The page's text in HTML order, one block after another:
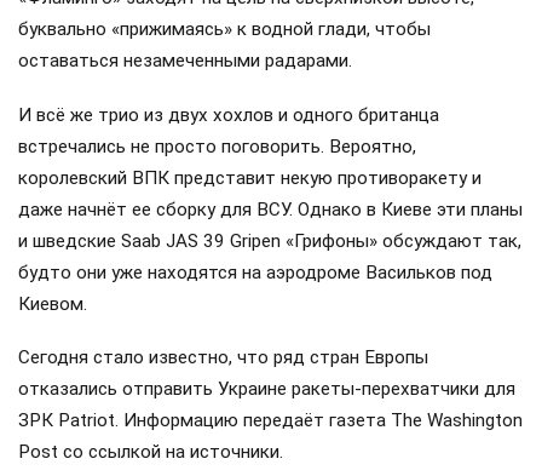
буквально «прижимаясь» к водной глади, чтобы
оставаться незамеченными радарами.
И всё же трио из двух хохлов и одного британца
встречались не просто поговорить. Вероятно,
королевский ВПК представит некую противоракету и
даже начнёт ее сборку для ВСУ. Однако в Киеве эти планы
и шведские Saab JAS 39 Gripen «Грифоны» обсуждают так,
будто они уже находятся на аэродроме Васильков под
Киевом.
Сегодня стало известно, что ряд стран Европы
отказались отправить Украине ракеты-перехватчики для
ЗРК Patriot. Информацию передаёт газета The Washington
Post со ссылкой на источники.